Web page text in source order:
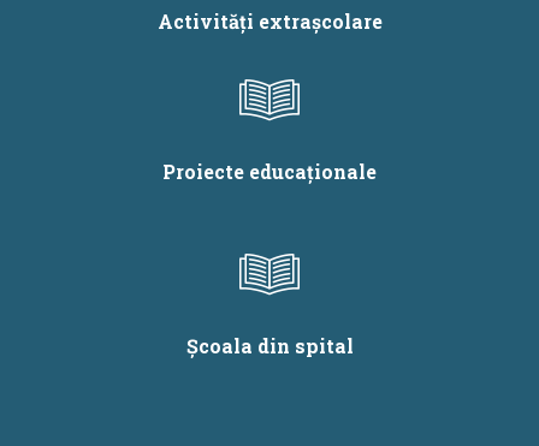
Activități extrașcolare
Proiecte educaționale
Școala din spital